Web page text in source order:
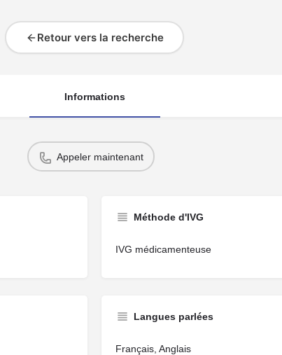
Retour vers la recherche
Informations
Appeler maintenant
Méthode d'IVG
IVG médicamenteuse
Langues parlées
Français, Anglais